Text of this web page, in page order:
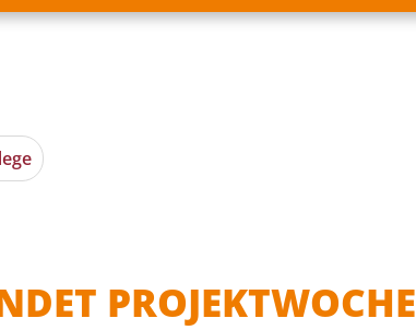
PROJEKTWOCHE